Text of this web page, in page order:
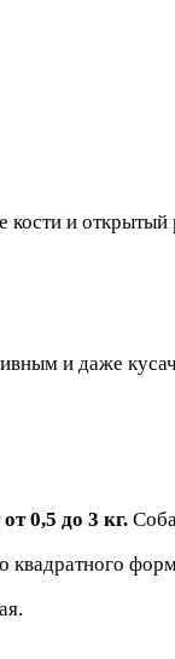
кости и открытый
и даже
0,5 до 3 кг.
квадратного